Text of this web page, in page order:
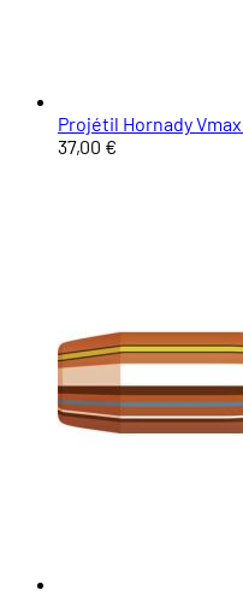
Projétil Hornady Vmax
37,00 €